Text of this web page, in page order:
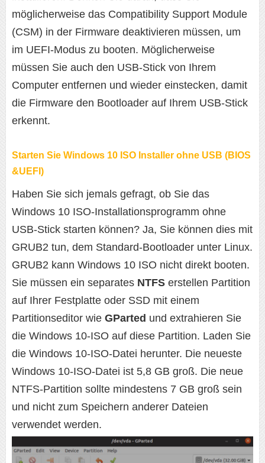
möglicherweise das Compatibility Support Module
(CSM) in der Firmware deaktivieren müssen, um
im UEFI-Modus zu booten. Möglicherweise
müssen Sie auch den USB-Stick von Ihrem
Computer entfernen und wieder einstecken, damit
die Firmware den Bootloader auf Ihrem USB-Stick
erkennt.
Starten Sie Windows 10 ISO Installer ohne USB (BIOS
&UEFI)
Haben Sie sich jemals gefragt, ob Sie das
Windows 10 ISO-Installationsprogramm ohne
USB-Stick starten können? Ja, Sie können dies mit
GRUB2 tun, dem Standard-Bootloader unter Linux.
GRUB2 kann Windows 10 ISO nicht direkt booten.
Sie müssen ein separates NTFS erstellen Partition
auf Ihrer Festplatte oder SSD mit einem
Partitionseditor wie GParted und extrahieren Sie
die Windows 10-ISO auf diese Partition. Laden Sie
die Windows 10-ISO-Datei herunter. Die neueste
Windows 10-ISO-Datei ist 5,8 GB groß. Die neue
NTFS-Partition sollte mindestens 7 GB groß sein
und nicht zum Speichern anderer Dateien
verwendet werden.